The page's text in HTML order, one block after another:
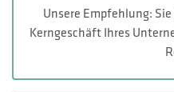
Unsere Empfehlung:
Kerngeschäft Ihres